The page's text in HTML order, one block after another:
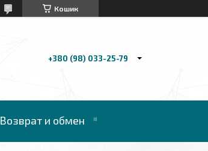
Кошик
+380 (98) 033-25-79
Возврат и обмен